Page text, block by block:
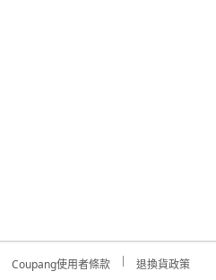
Coupang使用者條款
退換貨政策